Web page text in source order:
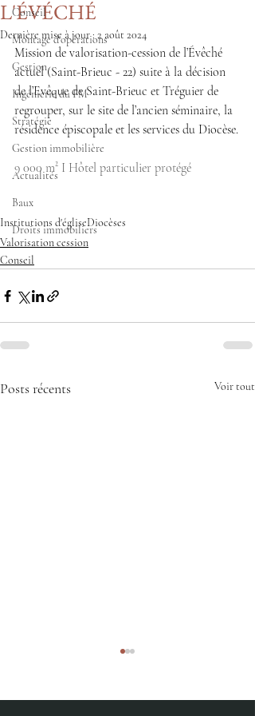
Conseil
Montage d'opérations
Gestion
Ingénierie du FM
Stratégie
Gestion immobilière
Actualités
Baux
Droits immobiliers
L'ÉVÉCHÉ
Dernière mise à jour : 2 août 2024
Mission de valorisation-cession de l’Évêché
actuel (Saint-Brieuc - 22) suite à la décision
de l’Evêque de Saint-Brieuc et Tréguier de
regrouper, sur le site de l’ancien séminaire, la
résidence épiscopale et les services du Diocèse.
9 000 m² I Hôtel particulier protégé
Institutions d'égliseDiocèses
Valorisation cession
Conseil
Posts récents Voir tout